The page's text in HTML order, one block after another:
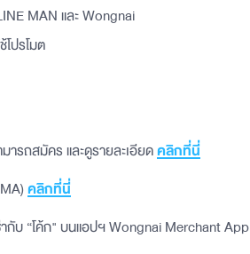
MAN และ Wongnai
ปรโมต
รถสมัคร และดูรายละเอียดคลิกที่นี่
คลิกที่นี่
กับ “โค้ก" บนแอปฯ Wongnai Merchant App